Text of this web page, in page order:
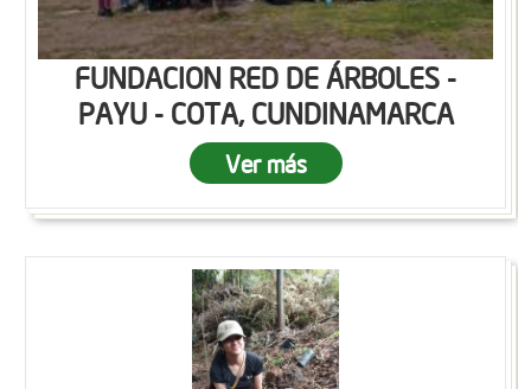
FUNDACION RED DE ÁRBOLES -
PAYU - COTA, CUNDINAMARCA
Ver más